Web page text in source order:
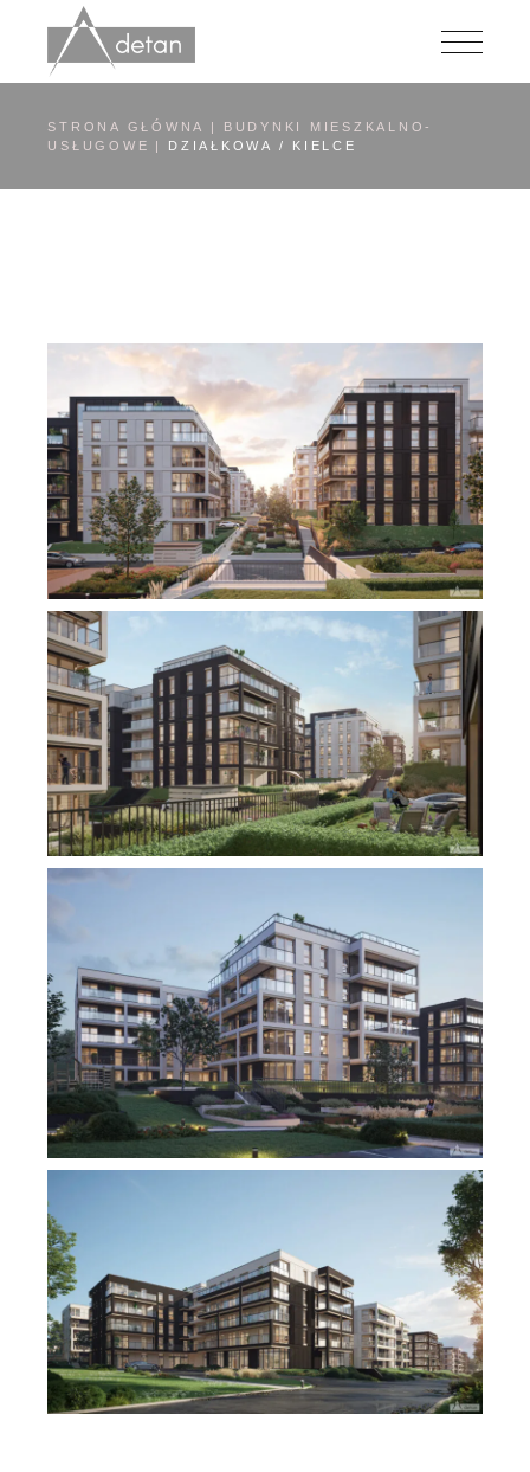
zawartości
STRONA GŁÓWNA
BUDYNKI MIESZKALNO-
USŁUGOWE
DZIAŁKOWA / KIELCE